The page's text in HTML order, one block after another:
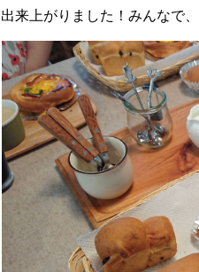
出来上がりました！みんなで